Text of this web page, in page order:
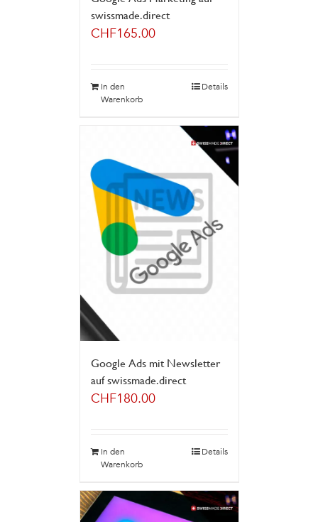
swissmade.direct
CHF165.00
In den
Warenkorb
Details
Google Ads mit Newsletter
auf swissmade.direct
CHF180.00
In den
Warenkorb
Details